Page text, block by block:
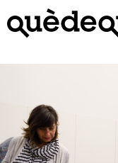
contingut